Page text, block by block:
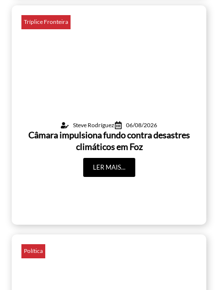
Tríplice Fronteira
Steve Rodríguez 06/08/2026
Câmara impulsiona fundo contra desastres
climáticos em Foz
LER MAIS...
Política